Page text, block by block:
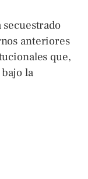
anteriores
que,
la